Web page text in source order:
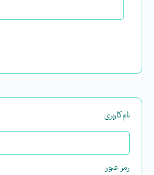
نام‌کاربری
رمز عبور